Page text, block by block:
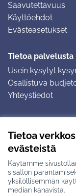
Tietoa
evästeistä
Käytämme
sisällön
yksilöllisemmän
median kanavista.
Saavutettavuus
Käyttöehdot
Evästeasetukset
Tietoa palvelusta
Usein kysytyt
Osallistuva
Yhteystiedot
Ohjeet
Ohjeet kommentin